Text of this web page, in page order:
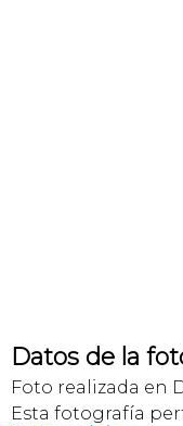
Datos de la
Foto realizada en
Esta fotografía